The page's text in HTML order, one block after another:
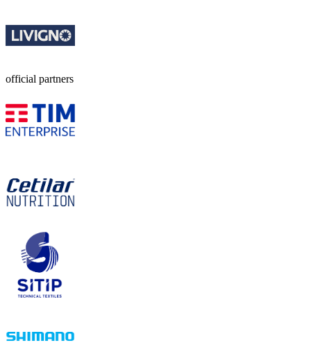
official partners